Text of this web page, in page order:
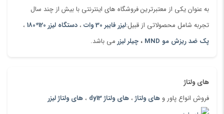
به عنوان یکی از معتبرترین فروشگاه های اینترنتی با بیش از چند سال
تجربه شامل محصولاتی از قبیل:لیزر فایبر 30 وات ، دستگاه لیزر 120*180
،
پک ضد ریزش مو MND
، چیلر لیزر می باشد.
های ولتاژ
فروش انواع پاور و های ولتاژ، های ولتاژ dy13 ، های ولتاژ لیزر